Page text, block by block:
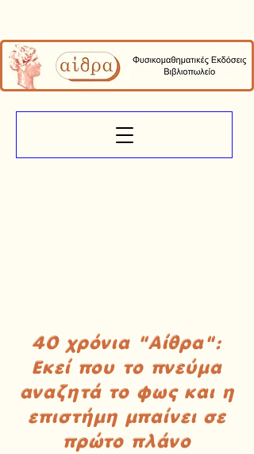
40 χρόνια "Αίθρα":
Εκεί που το πνεύμα
αναζητά το φως και η
επιστήμη μπαίνει σε
πρώτο πλάνο